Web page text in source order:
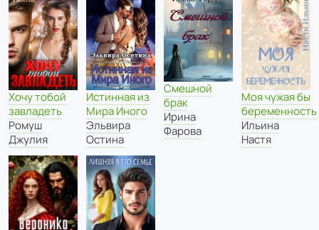
Хочу тобой
завладеть
Ромуш
Джулия
Истинная из
Мира Иного
Эльвира
Остина
Смешной
брак
Ирина
Фарова
Моя чужая бы
беременность
Ильина
Настя